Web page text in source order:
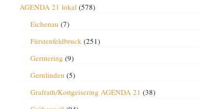
AGENDA 21 lokal(578)
Eichenau (7)
Fürstenfeldbruck(251)
Germering (9)
Gernlinden (5)
Grafrath/Kottgeisering AGENDA 21 (38)